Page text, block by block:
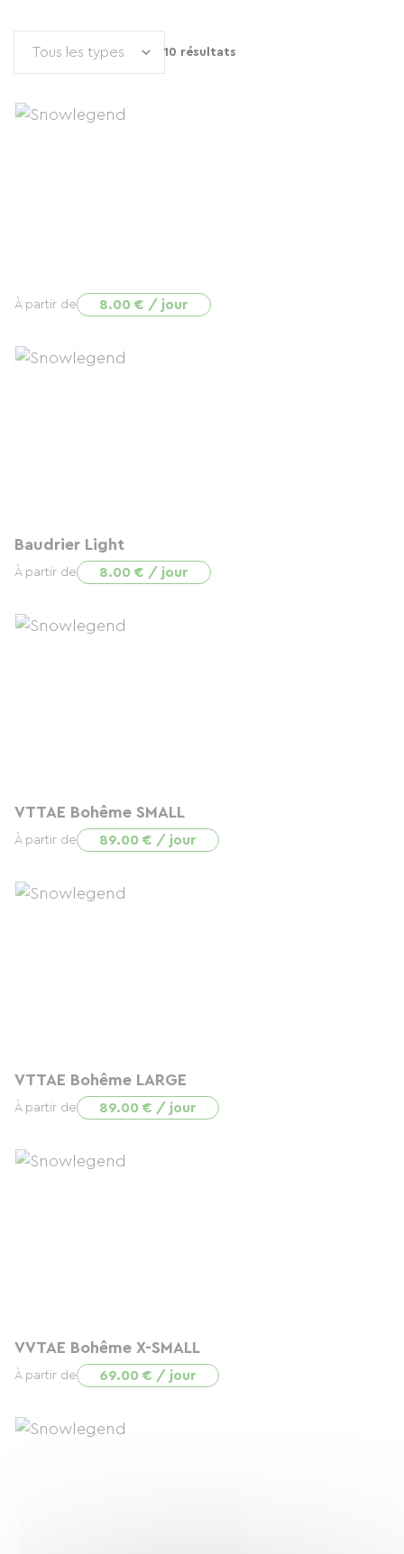
10 résultats
À partir de 8.00 € / jour
Baudrier Light
À partir de 8.00 € / jour
VTTAE Bohême SMALL
À partir de 89.00 € / jour
VTTAE Bohême LARGE
À partir de 89.00 € / jour
VVTAE Bohême X-SMALL
À partir de 69.00 € / jour